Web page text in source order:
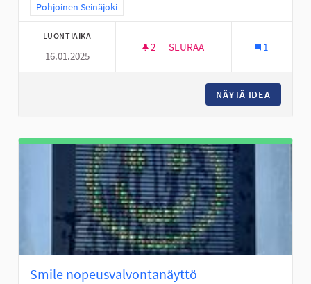
Rajaa tulokset teeman mukaan: Pohjoinen Seinäjoki
Pohjoinen Seinäjoki
LUONTIAIKA
16.01.2025
2 2 SEURAAJAA
SEURAA 1
NÄYTÄ IDEA
Smile nopeusvalvontanäyttö